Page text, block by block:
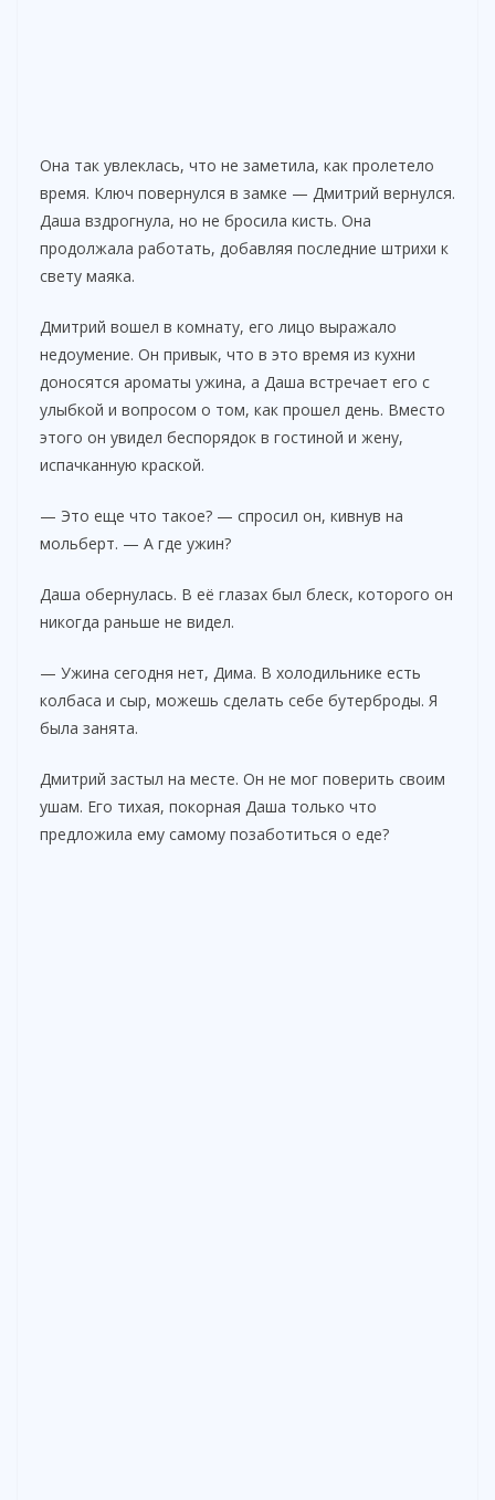
Она так увлеклась, что не заметила, как пролетело
время. Ключ повернулся в замке — Дмитрий вернулся.
Даша вздрогнула, но не бросила кисть. Она
продолжала работать, добавляя последние штрихи к
свету маяка.
Дмитрий вошел в комнату, его лицо выражало
недоумение. Он привык, что в это время из кухни
доносятся ароматы ужина, а Даша встречает его с
улыбкой и вопросом о том, как прошел день. Вместо
этого он увидел беспорядок в гостиной и жену,
испачканную краской.
— Это еще что такое? — спросил он, кивнув на
мольберт. — А где ужин?
Даша обернулась. В её глазах был блеск, которого он
никогда раньше не видел.
— Ужина сегодня нет, Дима. В холодильнике есть
колбаса и сыр, можешь сделать себе бутерброды. Я
была занята.
Дмитрий застыл на месте. Он не мог поверить своим
ушам. Его тихая, покорная Даша только что
предложила ему самому позаботиться о еде?